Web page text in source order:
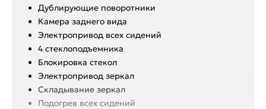
Дублирующие поворотники
Камера заднего вида
Электропривод всех сидений
4 стеклоподъемника
Блокировка стекол
Электропривод зеркал
Складывание зеркал
Подогрев всех сидений